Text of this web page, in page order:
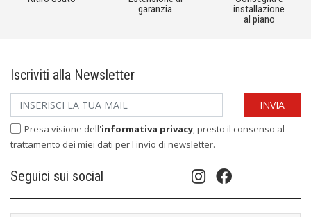
garanzia
installazione
al piano
Iscriviti alla Newsletter
Presa visione dell'informativa privacy, presto il consenso al
trattamento dei miei dati per l'invio di newsletter.
Seguici sui social